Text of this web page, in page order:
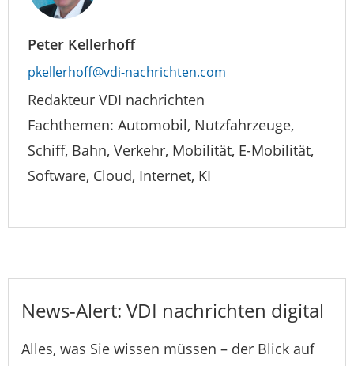
Peter Kellerhoff
pkellerhoff@vdi-nachrichten.com
Redakteur VDI nachrichten
Fachthemen: Automobil, Nutzfahrzeuge,
Schiff, Bahn, Verkehr, Mobilität, E-Mobilität,
Software, Cloud, Internet, KI
News-Alert: VDI nachrichten digital
Alles, was Sie wissen müssen – der Blick auf